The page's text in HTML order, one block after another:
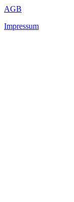
AGB
Impressum